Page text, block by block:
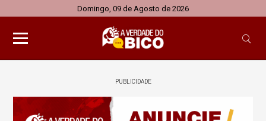
Domingo, 09 de Agosto de 2026
PUBLICIDADE